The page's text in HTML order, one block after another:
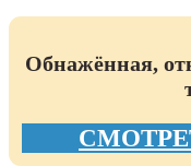
Обнажённая,